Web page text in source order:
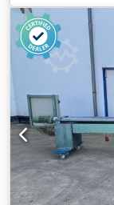
Dlujfx Aagsr Вага
Керівництво з
наявності
Поздовжнє